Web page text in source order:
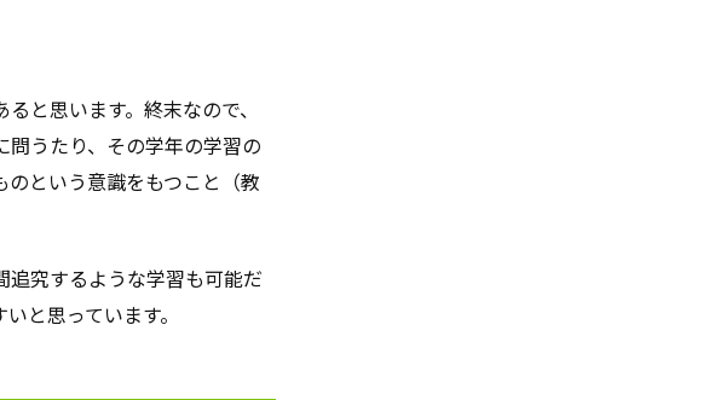
と思います。終末なので、
問うたり、その学年の学習の
という意識をもつこと（教
追究するような学習も可能だ
と思っています。